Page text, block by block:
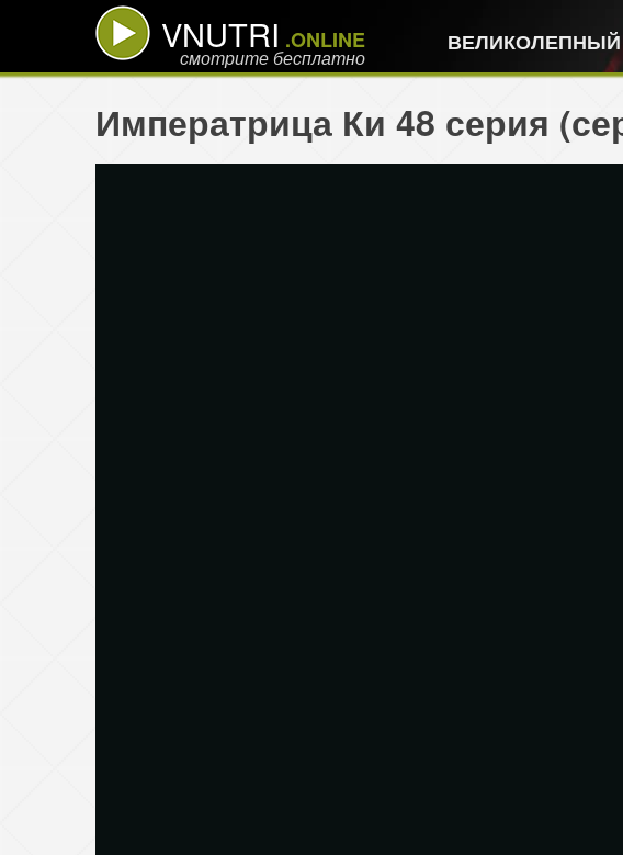
VNUTRI .ONLINE
смотрите бесплатно
ВЕЛИКОЛЕПНЫЙ
Императрица Ки 48 серия